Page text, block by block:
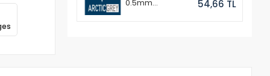
0.5mm
54,66 TL